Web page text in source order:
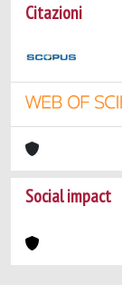
Citazioni
Social impact